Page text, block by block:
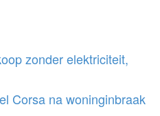
zonder elektriciteit,
Corsa na woninginbraak